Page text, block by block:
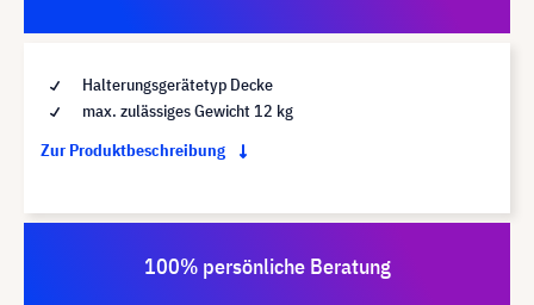
Halterungsgerätetyp Decke
max. zulässiges Gewicht 12 kg
Zur Produktbeschreibung
100% persönliche Beratung